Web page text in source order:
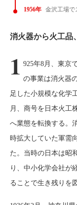
1956年 金沢工場で
消火器から火工品
1 925年8月、東京
の事業は消火器
足した小規模な化学
月、商号を日本火工
へ業態を転換する。
時拡大していた軍需
た。当時の日本は昭
り、中小化学会社が
ることで生き残りを